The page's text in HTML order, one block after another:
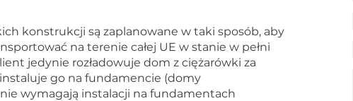
konstrukcji są zaplanowane w taki sposób, aby
na terenie całej UE w stanie w pełni
jedynie rozładowuje dom z ciężarówki za
go na fundamencie (domy
wymagają instalacji na fundamentach